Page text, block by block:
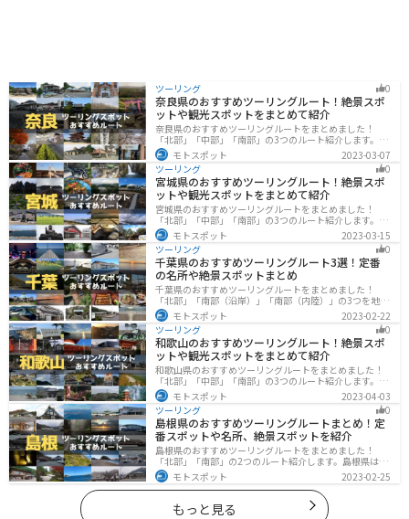
ツーリング 0
奈良県のおすすめツーリングルート！絶景スポ
ットや観光スポットをまとめて紹介
奈良県のおすすめツーリングルートをまとめました！
「北部」「中部」「南部」の3つのルート紹介します。歴
史のある神社寺院が多数あり、自然豊かや山々、グルメ
を満喫するツーリングができます。バイクで奈良県にツ
ーリングに行く際は参考にしてください。
モトスポット
2023-03-07
ツーリング
0
宮城県のおすすめツーリングルート！絶景スポ
ットや観光スポットをまとめて紹介
宮城県のおすすめツーリングルートをまとめました！
「北部」「中部」「南部」の3つのルート紹介します。キ
ツネ村や広大な山や滝、湖などを歴史や自然を満喫する
ツーリングができます。バイクで宮城県にツーリングに
行く際は参考にしてください。
モトスポット
2023-03-15
ツーリング
0
千葉県のおすすめツーリングルート3選！定番
の名所や絶景スポットまとめ
千葉県のおすすめツーリングルートをまとめました！
「北部」「南部（沿岸）」「南部（内陸）」の3つを地域
別で紹介します！千葉は首都圏からのアクセスも良く、
海と山どちらも堪能できるのでツーリングには最適な場
所です。
モトスポット
2023-02-22
ツーリング
0
和歌山のおすすめツーリングルート！絶景スポ
ットや観光スポットをまとめて紹介
和歌山県のおすすめツーリングルートをまとめました！
「北部」「中部」「南部」の3つのルート紹介します。海
と山に囲まれた自然豊かなエリアが広がり、様々な楽し
み方ができます。バイクで和歌山県にツーリングに行く
際は参考にしてください。
モトスポット
2023-04-03
ツーリング
0
島根県のおすすめツーリングルートまとめ！定
番スポットや名所、絶景スポットを紹介
島根県のおすすめツーリングルートをまとめました！
「北部」「南部」の2つのルート紹介します。島根県は、
海と山が近く、1日で全然違う景色を堪能することができ
ます。バイクで島根県にツーリングに行く際は参考にし
てください。
モトスポット 2023-02-25
もっと見る